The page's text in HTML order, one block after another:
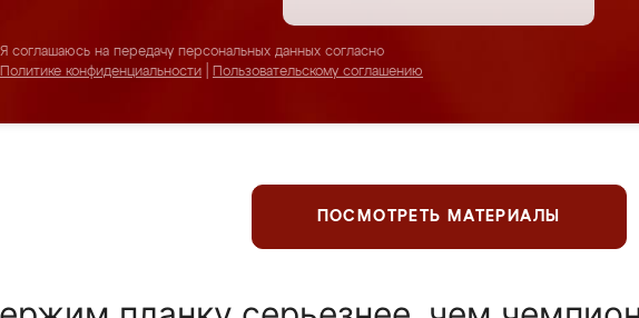
Я соглашаюсь на передачу персональных данных согласно
Политике конфиденциальности
Пользовательскому соглашению
ПОСМОТРЕТЬ МАТЕРИАЛЫ